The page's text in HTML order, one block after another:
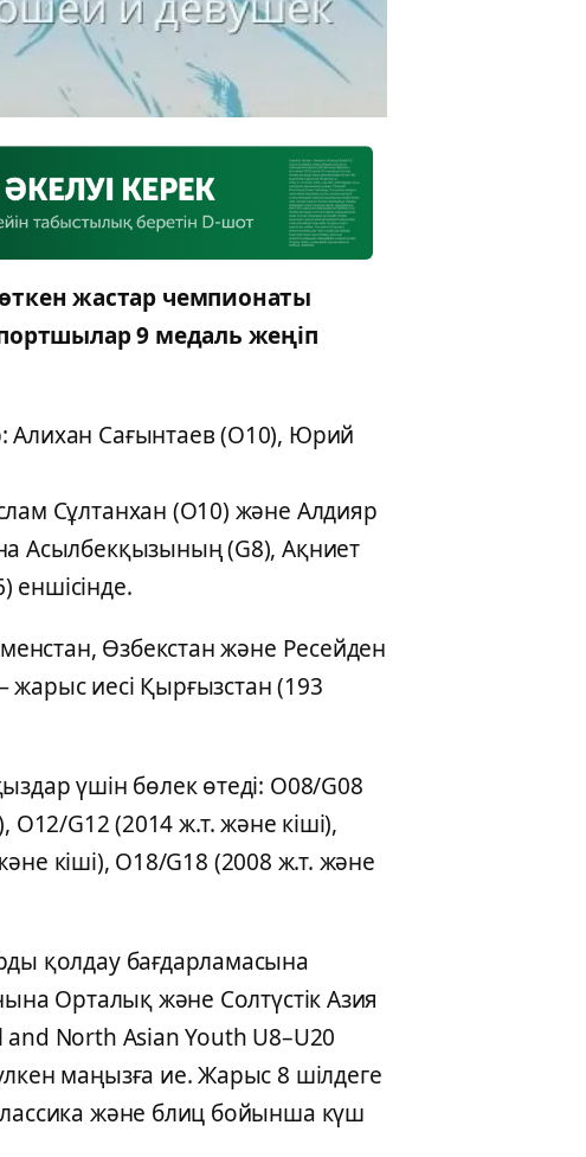
жастар чемпионаты
9 медаль жеңіп
Алихан Сағынтаев (O10), Юрий
Сұлтанхан (O10) және Алдияр
Асылбекқызының (G8), Ақниет
Өзбекстан және Ресейден
иесі Қырғызстан (193
үшін бөлек өтеді: O08/G08
O12/G12 (2014 ж.т. және кіші),
кіші), O18/G18 (2008 ж.т. және
қолдау бағдарламасына
Орталық және Солтүстік Азия
North Asian Youth U8–U20
маңызға ие. Жарыс 8 шілдеге
және блиц бойынша күш